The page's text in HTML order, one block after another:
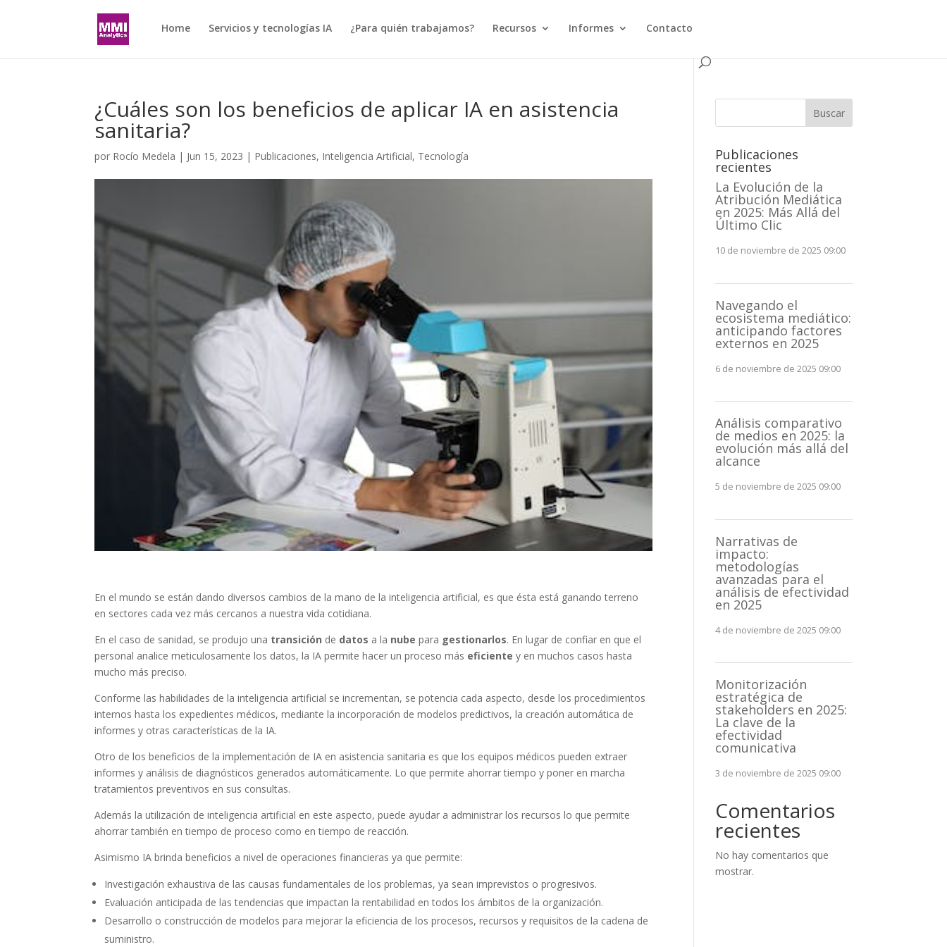
Home Servicios y tecnologías IA ¿Para quién trabajamos? Recursos Informes Contacto
¿Cuáles son los beneficios de aplicar IA en asistencia
sanitaria?
por Rocío Medela | Jun 15, 2023 | Publicaciones, Inteligencia Artificial, Tecnología
En el mundo se están dando diversos cambios de la mano de la inteligencia artificial, es que ésta está ganando terreno
en sectores cada vez más cercanos a nuestra vida cotidiana.
En el caso de sanidad, se produjo una transición de datos a la nube para gestionarlos. En lugar de confiar en que el
personal analice meticulosamente los datos, la IA permite hacer un proceso más eficiente y en muchos casos hasta
mucho más preciso.
Conforme las habilidades de la inteligencia artificial se incrementan, se potencia cada aspecto, desde los procedimientos
internos hasta los expedientes médicos, mediante la incorporación de modelos predictivos, la creación automática de
informes y otras características de la IA.
Otro de los beneficios de la implementación de IA en asistencia sanitaria es que los equipos médicos pueden extraer
informes y análisis de diagnósticos generados automáticamente. Lo que permite ahorrar tiempo y poner en marcha
tratamientos preventivos en sus consultas.
Además la utilización de inteligencia artificial en este aspecto, puede ayudar a administrar los recursos lo que permite
ahorrar también en tiempo de proceso como en tiempo de reacción.
Asimismo IA brinda beneficios a nivel de operaciones financieras ya que permite:
Investigación exhaustiva de las causas fundamentales de los problemas, ya sean imprevistos o progresivos.
Evaluación anticipada de las tendencias que impactan la rentabilidad en todos los ámbitos de la organización.
Desarrollo o construcción de modelos para mejorar la eficiencia de los procesos, recursos y requisitos de la cadena de
suministro.
Buscar
Publicaciones
recientes
La Evolución de la
Atribución Mediática
en 2025: Más Allá del
Último Clic
10 de noviembre de 2025 09:00
Navegando el
ecosistema mediático:
anticipando factores
externos en 2025
6 de noviembre de 2025 09:00
Análisis comparativo
de medios en 2025: la
evolución más allá del
alcance
5 de noviembre de 2025 09:00
Narrativas de
impacto:
metodologías
avanzadas para el
análisis de efectividad
en 2025
4 de noviembre de 2025 09:00
Monitorización
estratégica de
stakeholders en 2025:
La clave de la
efectividad
comunicativa
3 de noviembre de 2025 09:00
Comentarios
recientes
No hay comentarios que
mostrar.